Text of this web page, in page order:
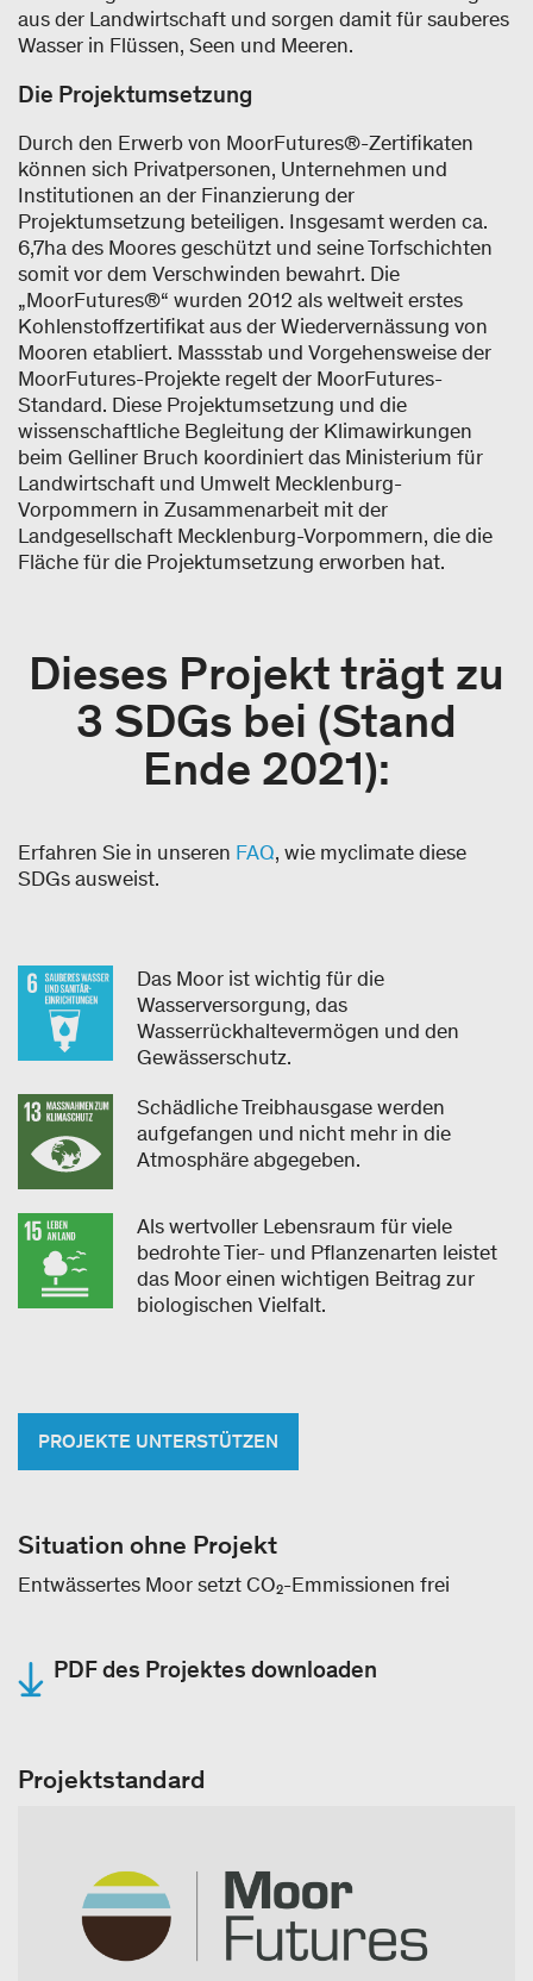
aus der Landwirtschaft und sorgen damit für sauberes
Wasser in Flüssen, Seen und Meeren.
Die Projektumsetzung
Durch den Erwerb von MoorFutures®-Zertifikaten
können sich Privatpersonen, Unternehmen und
Institutionen an der Finanzierung der
Projektumsetzung beteiligen. Insgesamt werden ca.
6,7ha des Moores geschützt und seine Torfschichten
somit vor dem Verschwinden bewahrt. Die
„MoorFutures®“ wurden 2012 als weltweit erstes
Kohlenstoffzertifikat aus der Wiedervernässung von
Mooren etabliert. Massstab und Vorgehensweise der
MoorFutures-Projekte regelt der MoorFutures-
Standard. Diese Projektumsetzung und die
wissenschaftliche Begleitung der Klimawirkungen
beim Gelliner Bruch koordiniert das Ministerium für
Landwirtschaft und Umwelt Mecklenburg-
Vorpommern in Zusammenarbeit mit der
Landgesellschaft Mecklenburg-Vorpommern, die die
Fläche für die Projektumsetzung erworben hat.
Dieses Projekt trägt zu
3 SDGs bei (Stand
Ende 2021):​
Erfahren Sie in unseren FAQ, wie myclimate diese
SDGs ausweist.
Das Moor ist wichtig für die
Wasserversorgung, das
Wasserrückhaltevermögen und den
Gewässerschutz.
Schädliche Treibhausgase werden
aufgefangen und nicht mehr in die
Atmosphäre abgegeben.
Als wertvoller Lebensraum für viele
bedrohte Tier- und Pflanzenarten leistet
das Moor einen wichtigen Beitrag zur
biologischen Vielfalt.
PROJEKTE UNTERSTÜTZEN
Situation ohne Projekt
Entwässertes Moor setzt CO₂-Emmissionen frei
PDF des Projektes downloaden
Projektstandard